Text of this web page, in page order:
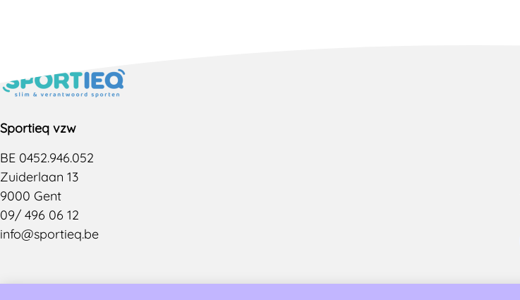
Sportieq vzw
BE 0452.946.052
Zuiderlaan 13
9000 Gent
09/ 496 06 12
info@sportieq.be